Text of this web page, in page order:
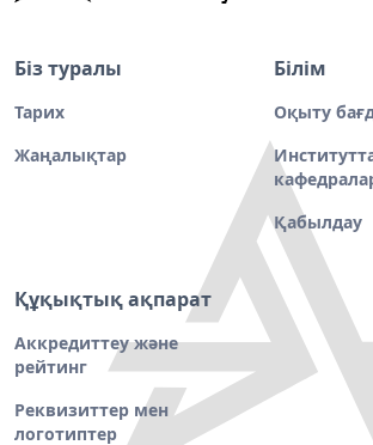
Біз туралы
Тарих
Жаңалықтар
Білім
Оқыту
Қабылдау
Құқықтық ақпарат
Аккредиттеу және
рейтинг
Реквизиттер мен
логотиптер